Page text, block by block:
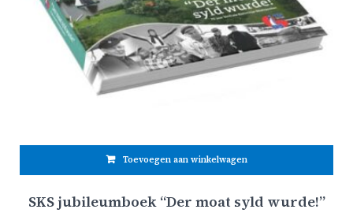
Toevoegen aan winkelwagen
SKS jubileumboek “Der moat syld wurde!”